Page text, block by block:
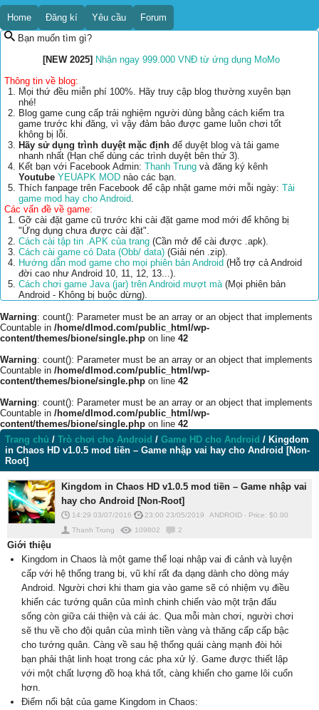
Home Đăng kí Yêu cầu
Forum
Bạn muốn tìm gì?
[NEW 2025] Nhận ngay 999.000 VNĐ từ ứng dụng MoMo
Thông tin về blog:
Mọi thứ đều miễn phí 100%. Hãy truy cập blog thường xuyên bạn
nhé!
Blog game cung cấp trải nghiệm người dùng bằng cách kiểm tra
game trước khi đăng, vì vậy đảm bảo được game luôn chơi tốt
không bị lỗi.
Hãy sử dụng trình duyệt mặc định để duyệt blog và tải game
nhanh nhất (Hạn chế dùng các trình duyệt bên thứ 3).
Kết bạn với Facebook Admin: Thanh Trung và đăng ký kênh
Youtube YEUAPK MOD nào các bạn.
Thích fanpage trên Facebook để cập nhật game mới mỗi ngày: Tải
game mod hay cho Android.
Các vấn đề về game:
Gỡ cài đặt game cũ trước khi cài đặt game mod mới để không bị
"Ứng dụng chưa được cài đặt".
Cách cài tập tin .APK của trang (Cần mở để cài được .apk).
Cách cài game có Data (Obb/ data) (Giải nén .zip).
Hướng dẫn mod game cho mọi phiên bản Android (Hỗ trợ cả Android
đời cao như Android 10, 11, 12, 13...).
Cách chơi game Java (jar) trên Android mượt mà(Mọi phiên bản
Android - Không bị buộc dừng).
Warning: count(): Parameter must be an array or an object that implements
Countable in /home/dlmod.com/public_html/wp-
content/themes/bione/single.php on line 42
Warning: count(): Parameter must be an array or an object that implements
Countable in /home/dlmod.com/public_html/wp-
content/themes/bione/single.php on line 42
Warning: count(): Parameter must be an array or an object that implements
Countable in /home/dlmod.com/public_html/wp-
content/themes/bione/single.php on line 42
Trang chủ / Trò chơi cho Android / Game HD cho Android / Kingdom
in Chaos HD v1.0.5 mod tiền – Game nhập vai hay cho Android [Non-
Root]
Kingdom in Chaos HD v1.0.5 mod tiền – Game nhập vai
hay cho Android [Non-Root]
14:29 03/07/2016 23:00 23/05/2019 ANDROID - Price: $0.00
Thanh Trung
109802 2
Giới thiệu
Kingdom in Chaos là một game thể loại nhập vai đi cảnh và luyện
cấp với hệ thống trang bị, vũ khí rất đa dạng dành cho dòng máy
Android. Người chơi khi tham gia vào game sẽ có nhiệm vụ điều
khiển các tướng quân của mình chinh chiến vào một trận đấu
sống còn giữa cái thiện và cái ác. Qua mỗi màn chơi, người chơi
sẽ thu về cho đội quân của mình tiền vàng và thăng cấp cấp bậc
cho tướng quân. Càng về sau hệ thống quái càng mạnh đòi hỏi
bạn phải thật linh hoạt trong các pha xử lý. Game được thiết lập
với một chất lượng đồ hoạ khá tốt, càng khiến cho game lôi cuốn
hơn.
Điểm nổi bật của game Kingdom in Chaos: